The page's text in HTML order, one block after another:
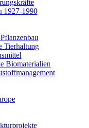
1927-1990
Tierhaltung
Biomaterialien